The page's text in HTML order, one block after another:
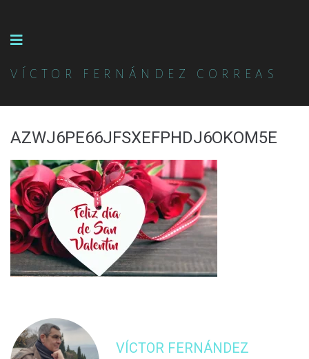
VÍCTOR FERNÁNDEZ CORREAS
AZWJ6PE66JFSXEFPHDJ6OKOM5E
VÍCTOR FERNÁNDEZ